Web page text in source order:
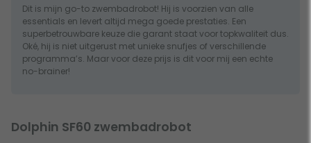
Dit is mijn go-to zwembadrobot! Hij is voorzien van alle
essentials en levert altijd mega goede prestaties. Een
superbetrouwbare keuze die garant staat voor topkwaliteit dus.
Oké, hij is niet uitgerust met unieke snufjes of verschillende
programma’s. Maar voor deze prijs is dit voor mij een echte
no-brainer!
Dolphin SF60 zwembadrobot